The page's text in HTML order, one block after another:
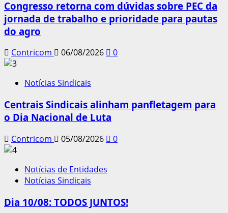
Congresso retorna com dúvidas sobre PEC da
jornada de trabalho e prioridade para pautas
do agro
Contricom 06/08/2026 0
Notícias Sindicais
Centrais Sindicais alinham panfletagem para
o Dia Nacional de Luta
Contricom 05/08/2026 0
Notícias de Entidades
Notícias Sindicais
Dia 10/08: TODOS JUNTOS!